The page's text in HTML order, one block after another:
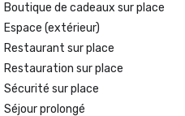
Boutique de cadeaux sur place
Espace (extérieur)
Restaurant sur place
Restauration sur place
Sécurité sur place
Séjour prolongé